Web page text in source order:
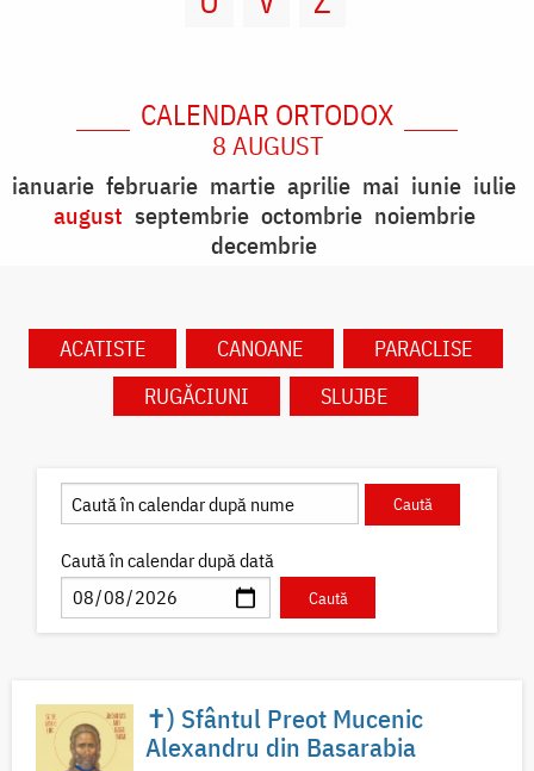
CALENDAR ORTODOX
8 AUGUST
ianuarie februarie martie aprilie mai iunie iulie
august septembrie octombrie noiembrie
decembrie
ACATISTE CANOANE
PARACLISE
RUGĂCIUNI
SLUJBE
Caută în calendar după dată
✝) Sfântul Preot Mucenic
Alexandru din Basarabia